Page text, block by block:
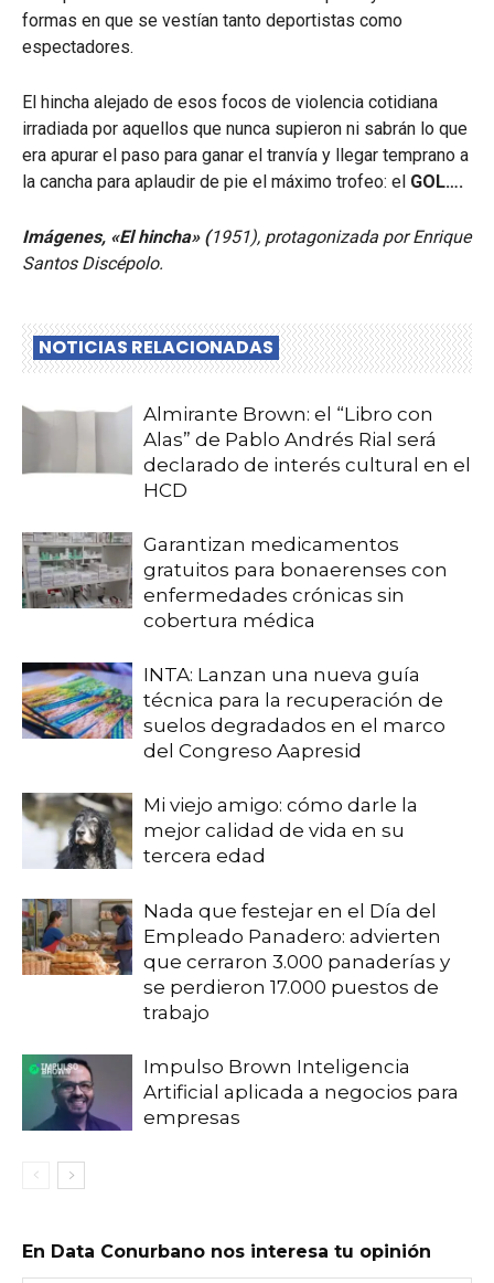
formas en que se vestían tanto deportistas como
espectadores.
El hincha alejado de esos focos de violencia cotidiana
irradiada por aquellos que nunca supieron ni sabrán lo que
era apurar el paso para ganar el tranvía y llegar temprano a
la cancha para aplaudir de pie el máximo trofeo: el GOL….
Imágenes, «El hincha» (1951), protagonizada por Enrique
Santos Discépolo.
NOTICIAS RELACIONADAS
Almirante Brown: el “Libro con
Alas” de Pablo Andrés Rial será
declarado de interés cultural en el
HCD
Garantizan medicamentos
gratuitos para bonaerenses con
enfermedades crónicas sin
cobertura médica
INTA: Lanzan una nueva guía
técnica para la recuperación de
suelos degradados en el marco
del Congreso Aapresid
Mi viejo amigo: cómo darle la
mejor calidad de vida en su
tercera edad
Nada que festejar en el Día del
Empleado Panadero: advierten
que cerraron 3.000 panaderías y
se perdieron 17.000 puestos de
trabajo
Impulso Brown Inteligencia
Artificial aplicada a negocios para
empresas
En Data Conurbano nos interesa tu opinión